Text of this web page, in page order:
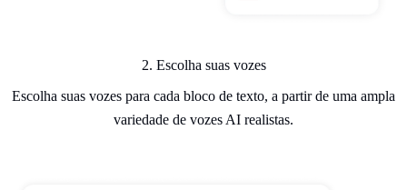
2. Escolha suas vozes
Escolha suas vozes para cada bloco de texto, a partir de uma ampla
variedade de vozes AI realistas.